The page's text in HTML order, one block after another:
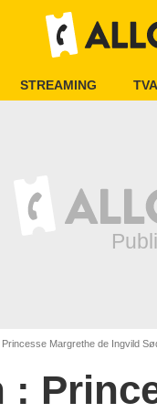
STREAMING
Princesse Margrethe de Ingvild
: